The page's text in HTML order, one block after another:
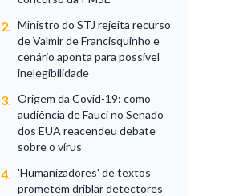
2.
Ministro do STJ rejeita recurso
de Valmir de Francisquinho e
cenário aponta para possível
inelegibilidade
3.
Origem da Covid-19: como
audiência de Fauci no Senado
dos EUA reacendeu debate
sobre o vírus
4.
'Humanizadores' de textos
prometem driblar detectores